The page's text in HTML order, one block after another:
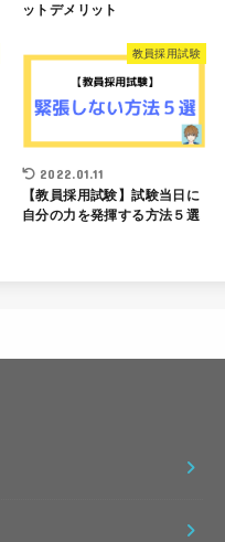
ットデメリット
教員採用試験
2022.01.11
【教員採用試験】試験当日に
自分の力を発揮する方法５選